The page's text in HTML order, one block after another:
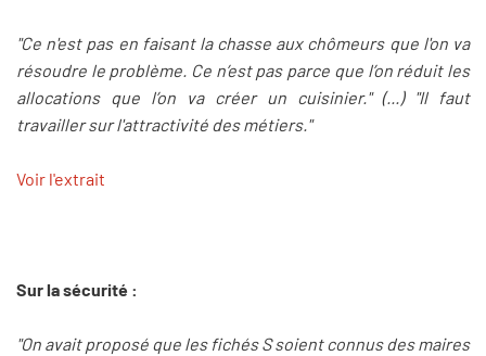
"Ce n'est pas en faisant la chasse aux chômeurs que l'on va
résoudre le problème. Ce n’est pas parce que l’on réduit les
allocations que l’on va créer un cuisinier." (...) "Il faut
travailler sur l'attractivité des métiers."
Voir l'extrait
Sur la sécurité :
"On avait proposé que les fichés S soient connus des maires